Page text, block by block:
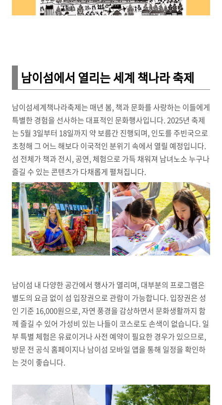
남이섬에서 열리는 세계 책나라 축제
남이섬세계책나라축제는 매년 봄, 책과 문화를 사랑하는 이들에게
특별한 경험을 선사하는 대표적인 문화행사입니다. 2025년 축제
는 5월 3일부터 18일까지 약 보름간 진행되며, 인도를 주빈국으로
초청해 그 어느 해보다 이국적인 분위기 속에서 열릴 예정입니다.
섬 전체가 책과 전시, 공연, 체험으로 가득 채워져 남녀노소 누구나
즐길 수 있는 콘텐츠가 다채롭게 펼쳐집니다.
남이섬 내 다양한 공간에서 행사가 열리며, 대부분의 프로그램은
별도의 요금 없이 섬 입장권으로 관람이 가능합니다. 입장권은 성
인 기준 16,000원으로, 자연 풍경을 감상하면서 문화생활까지 함
께 즐길 수 있어 가성비 있는 나들이 코스로도 손색이 없습니다. 일
부 특별 체험은 유료이거나 사전 예약이 필요한 경우가 있으므로,
방문 전 공식 홈페이지나 남이섬 모바일 앱을 통해 일정을 확인하
는 것이 좋습니다.